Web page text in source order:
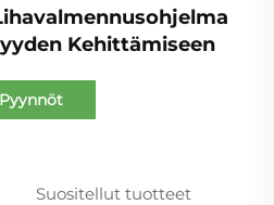
Kehittämiseen
Pyynnöt
Suositellut tuotteet